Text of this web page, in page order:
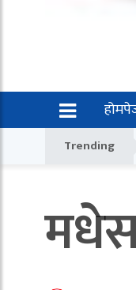
Trending